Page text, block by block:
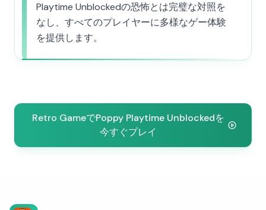
Playtime Unblockedの恐怖とは完璧な対照を
なし、すべてのプレイヤーに多様なゲー体験
を提供します。
Retro GameでPoppy Playtime Unblockedを
今すぐプレイ